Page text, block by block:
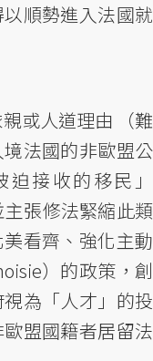
順勢進入法國就
或人道理由 （難
法國的非歐盟公
接收的移民」
主張修法緊縮此類
看齊、強化主動
）的政策，創
為「人才」的投
盟國籍者居留法